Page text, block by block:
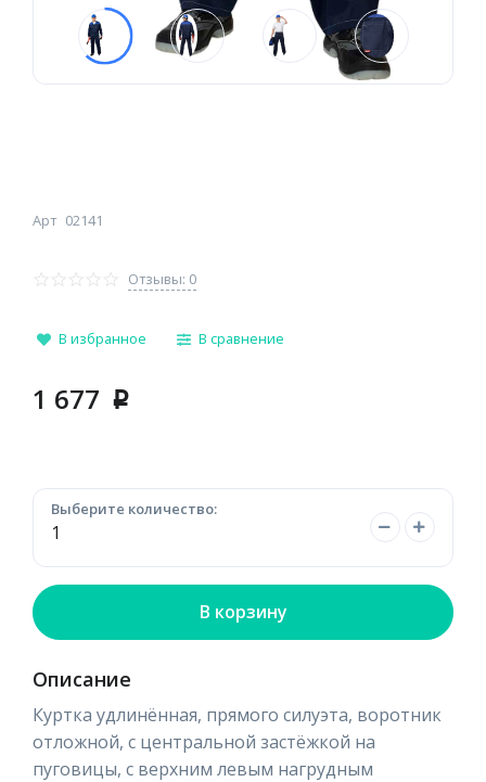
Арт 02141
Отзывы: 0
В избранное В сравнение
1 677 p
Выберите количество:
В корзину
Описание
Куртка удлинённая, прямого силуэта, воротник
отложной, с центральной застёжкой на
пуговицы, с верхним левым нагрудным